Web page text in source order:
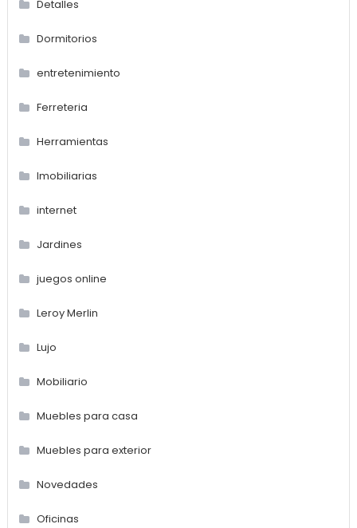
Detalles
Dormitorios
entretenimiento
Ferreteria
Herramientas
Imobiliarias
internet
Jardines
juegos online
Leroy Merlin
Lujo
Mobiliario
Muebles para casa
Muebles para exterior
Novedades
Oficinas